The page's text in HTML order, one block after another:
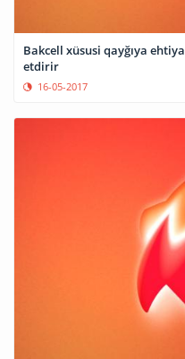
Bakcell xüsusi qayğıya
etdirir
16-05-2017